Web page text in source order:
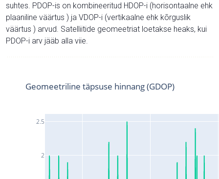
suhtes. PDOP-is on kombineeritud HDOP-i (horisontaalne ehk
plaaniline väärtus ) ja VDOP-i (vertikaalne ehk kõrguslik
väärtus ) arvud. Satelliitide geomeetriat loetakse heaks, kui
PDOP-i arv jääb alla viie.
2
2.5
Geomeetriline täpsuse hinnang (GDOP)